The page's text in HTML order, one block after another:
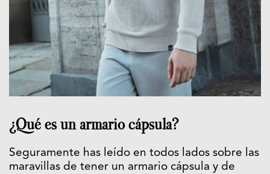
¿Qué es un armario cápsula?
Seguramente has leído en todos lados sobre las
maravillas de tener un armario cápsula y de